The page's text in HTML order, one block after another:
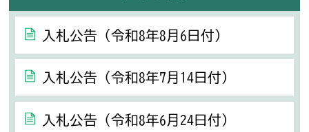
入札公告（令和8年8月6日付）
入札公告（令和8年7月14日付）
入札公告（令和8年6月24日付）